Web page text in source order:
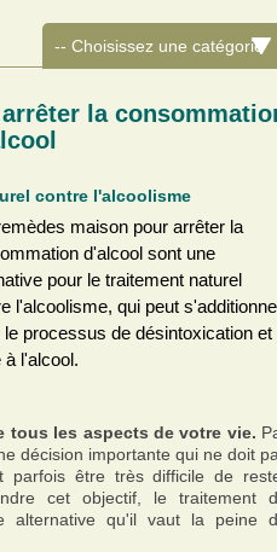
la
contre l'alcoolisme
maison pour arrêter la
d'alcool sont une
pour le traitement naturel
l'alcoolisme, qui peut
le processus de désintoxication et
à l'alcool.
tous les aspects de votre vie.
décision importante qui ne doit
parfois être très difficile de
cet objectif, le traitement
alternative qu'il vaut la peine